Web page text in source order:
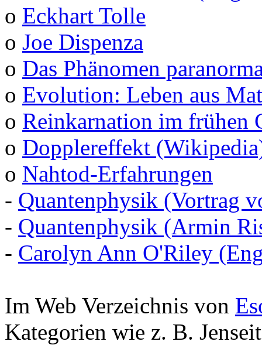
o Eckhart Tolle
o Joe Dispenza
o Das Phänomen
o Evolution: Leben aus
o Reinkarnation im frühen
o Dopplereffekt
o Nahtod-Erfahrungen
- Quantenphysik (Vortrag
- Quantenphysik (Armin
- Carolyn Ann O'Riley
Im Web Verzeichnis von
Kategorien wie z. B.